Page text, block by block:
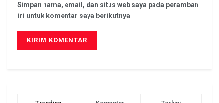
Simpan nama, email, dan situs web saya pada peramban
ini untuk komentar saya berikutnya.